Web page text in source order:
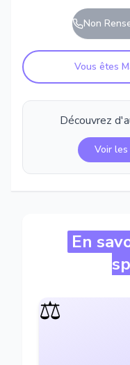
Non
Vous êtes
Découvrez
Voir
En
⚖️